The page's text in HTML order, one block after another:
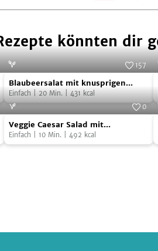
könnten dir
Blaubeersalat
mit
knusprigen
Tempehstreifen
Foto:
157
Blaubeersalat mit knusprigen
Tempehstreifen
Einfach| 20 Min.| 431 kcal
Veggie
Caesar
Salad
Foto:
0
Veggie Caesar Salad mit
Kichererbsen
Einfach 10 Min. 492 kcal